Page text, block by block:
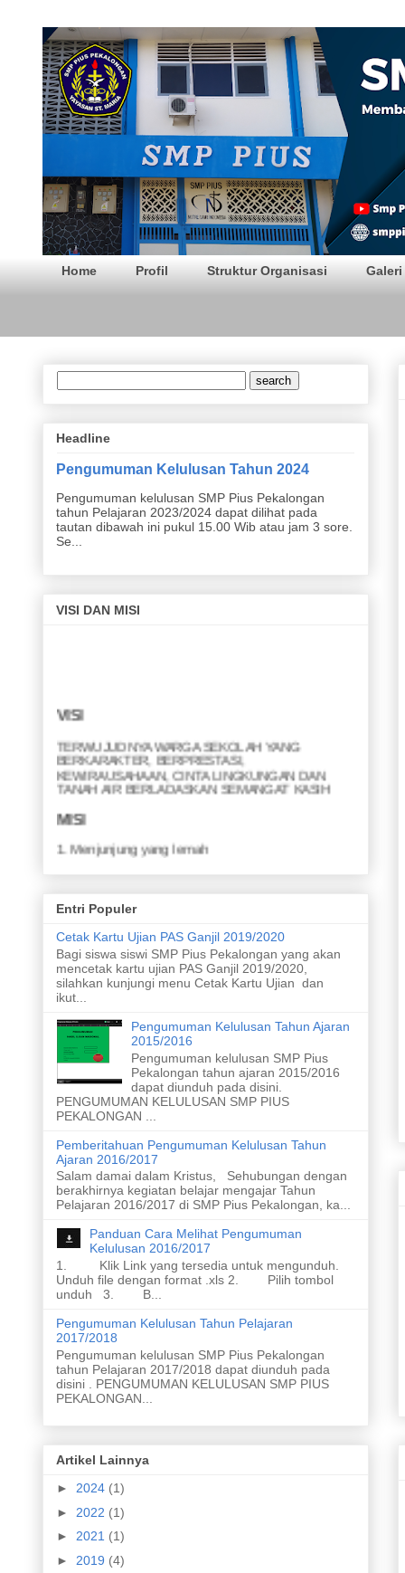
SMP PIUS
Home Profil Struktur Organisasi Galeri
Headline
Pengumuman Kelulusan Tahun 2024
Pengumuman kelulusan SMP Pius Pekalongan
tahun Pelajaran 2023/2024 dapat dilihat pada
tautan dibawah ini pukul 15.00 Wib atau jam 3 sore.
Se...
VISI DAN MISI
BERKARAKTER, BERPRESTASI,
KEWIRAUSAHAAN, CINTA LINGKUNGAN DAN
TANAH AIR BERLADASKAN SEMANGAT KASIH
2. Menyapa yang kuat
3. Membina persahabatan
4. Meraih prestasi akademik
5. Meraih prestasi nonakademik
6. Menghasilkan karya ramah lingkungan
7. Menghasilkan karya yang inovatif dari limbah
8. Merawat taman dan kebun
9. Meletakan sampah pada tempatnya
10. Melaksanakan upacara bendera
11. Menyanyikan lagu nasional dengan sikap yang
baik
Entri Populer
Cetak Kartu Ujian PAS Ganjil 2019/2020
Bagi siswa siswi SMP Pius Pekalongan yang akan
mencetak kartu ujian PAS Ganjil 2019/2020,
silahkan kunjungi menu Cetak Kartu Ujian dan
ikut...
Pengumuman Kelulusan Tahun Ajaran
2015/2016
Pengumuman kelulusan SMP Pius
Pekalongan tahun ajaran 2015/2016
dapat diunduh pada disini.
PENGUMUMAN KELULUSAN SMP PIUS
PEKALONGAN ...
Pemberitahuan Pengumuman Kelulusan Tahun
Ajaran 2016/2017
Salam damai dalam Kristus, Sehubungan dengan
berakhirnya kegiatan belajar mengajar Tahun
Pelajaran 2016/2017 di SMP Pius Pekalongan, ka...
Panduan Cara Melihat Pengumuman
Kelulusan 2016/2017
1. Klik Link yang tersedia untuk mengunduh.
Unduh file dengan format .xls 2. Pilih tombol
unduh 3. B...
Pengumuman Kelulusan Tahun Pelajaran
2017/2018
Pengumuman kelulusan SMP Pius Pekalongan
tahun Pelajaran 2017/2018 dapat diunduh pada
disini . PENGUMUMAN KELULUSAN SMP PIUS
PEKALONGAN...
Artikel Lainnya
►2024 (1)
► 2022 (1)
►2021 (1)
► 2019 (4)